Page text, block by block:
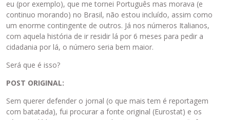
eu (por exemplo), que me tornei Português mas morava (e
continuo morando) no Brasil, não estou incluído, assim como
um enorme contingente de outros. Já nos números Italianos,
com aquela história de ir residir lá por 6 meses para pedir a
cidadania por lá, o número seria bem maior.
Será que é isso?
POST ORIGINAL:
Sem querer defender o jornal (o que mais tem é reportagem
com batatada), fui procurar a fonte original (Eurostat) e os